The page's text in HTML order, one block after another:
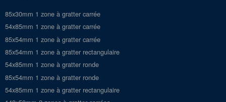
85x30mm 1 zone à gratter carrée
54x85mm 1 zone à gratter carrée
85x54mm 1 zone à gratter carrée
85x54mm 1 zone à gratter rectangulaire
54x85mm 1 zone à gratter ronde
85x54mm 1 zone à gratter ronde
54x85mm 1 zone à gratter rectangulaire